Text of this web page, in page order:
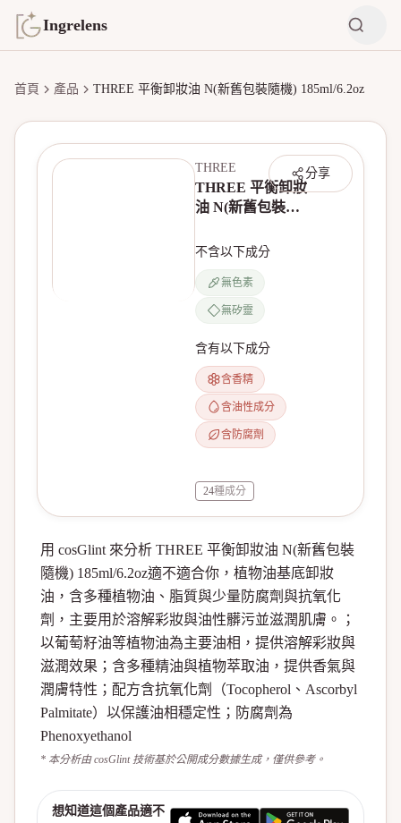
Ingrelens
首頁 產品 THREE 平衡卸妝油 N(新舊包裝隨機) 185ml/6.2oz
分享
THREE
THREE 平衡卸妝
油 N(新舊包裝隨
不含以下成分
無色素
無矽靈
含有以下成分
含香精
含油性成分
含防腐劑
24種成分
用 cosGlint 來分析 THREE 平衡卸妝油 N(新舊包裝
隨機) 185ml/6.2oz適不適合你，植物油基底卸妝
油，含多種植物油、脂質與少量防腐劑與抗氧化
劑，主要用於溶解彩妝與油性髒污並滋潤肌膚。；
以葡萄籽油等植物油為主要油相，提供溶解彩妝與
滋潤效果；含多種精油與植物萃取油，提供香氣與
潤膚特性；配方含抗氧化劑（Tocopherol、Ascorbyl
Palmitate）以保護油相穩定性；防腐劑為
Phenoxyethanol
* 本分析由 cosGlint 技術基於公開成分數據生成，僅供參考。
想知道這個產品適不